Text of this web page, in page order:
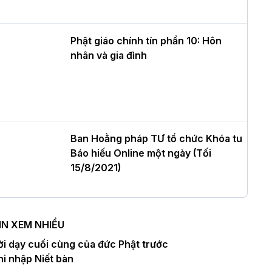
tại chùa Bằng
thượng Thích Quảng Tùng tái đắc
nhiệm kỳ 2026 – 2031
tọa Thích Tâm Chính được suy
tân Trưởng ban Trị sự GHPGVN tỉnh
Phật giáo chính tín phần 10: Hôn
nhân và gia đình
Ban Hoằng pháp TƯ tổ chức Khóa tu
Báo hiếu Online một ngày (Tối
15/8/2021)
Báo hiếu Online một ngày (Chiều
15/8/2021)
XEM NHIỀU
dạy cuối cùng của đức Phật trước
nhập Niết bàn